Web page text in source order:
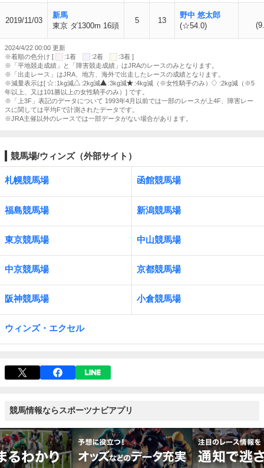
2019/11/03
新馬
東京 ダ1300m 16頭
5 13
野中 悠太郎
(☆54.0)
2024/4/22 00:00 更新
※着順の色分け [
:1着 :2着
:3着 ]
※「平地競走成績」と「障害競走成績」はJRAのレースのみとなります。
※「出走レース」はJRA、地方、海外で出走したレースの成績となります。
※減量表示は[
:1kg減 :2kg減 :3kg減 :4kg減（※女性騎手のみ）
:2kg減（※5
年以上、又は101勝以上の女性騎手のみ）] です。
※「上3F」表記のデータについて 1993年4月以前では一部のレースが上4F、障害レー
スに関しては平均Fで計測されたデータです。
※JRA主催以外のレースでは一部データがない場合があります。
競馬場/ウィンズ（外部サイト）
札幌競馬場 函館競馬場
福島競馬場 新潟競馬場
東京競馬場 中山競馬場
中京競馬場 京都競馬場
阪神競馬場 小倉競馬場
ウィンズ・エクセル
競馬情報ならスポーツナビアプリ